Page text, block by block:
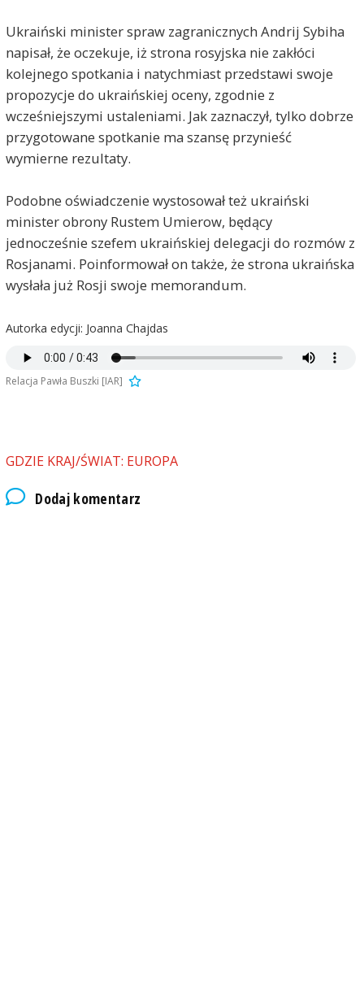
Ukraiński minister spraw zagranicznych Andrij Sybiha
napisał, że oczekuje, iż strona rosyjska nie zakłóci
kolejnego spotkania i natychmiast przedstawi swoje
propozycje do ukraińskiej oceny, zgodnie z
wcześniejszymi ustaleniami. Jak zaznaczył, tylko dobrze
przygotowane spotkanie ma szansę przynieść
wymierne rezultaty.
Podobne oświadczenie wystosował też ukraiński
minister obrony Rustem Umierow, będący
jednocześnie szefem ukraińskiej delegacji do rozmów z
Rosjanami. Poinformował on także, że strona ukraińska
wysłała już Rosji swoje memorandum.
Autorka edycji: Joanna Chajdas
Relacja Pawła Buszki [IAR]
GDZIE KRAJ/ŚWIAT: EUROPA
Dodaj komentarz